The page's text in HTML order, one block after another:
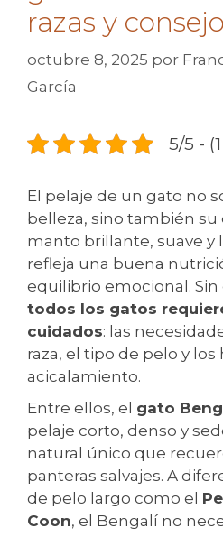
razas y
octubre 8, 2025 por
García
5/5 -
El pelaje de un gato no
belleza, sino también su
manto brillante, suave y
refleja una buena
equilibrio emocional.
todos los gatos
cuidados: las
raza, el tipo de pelo y los
acicalamiento.
Entre ellos, el gato
pelaje corto, denso y
natural único que
panteras salvajes. A
de pelo largo como el
Coon, el Bengalí no